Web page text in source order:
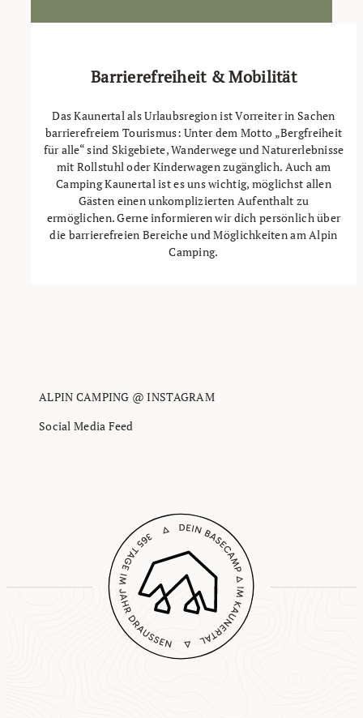
Barrierefreiheit & Mobilität
Das Kaunertal als Urlaubsregion ist Vorreiter in Sachen
barrierefreiem Tourismus: Unter dem Motto „Bergfreiheit
für alle“ sind Skigebiete, Wanderwege und Naturerlebnisse
mit Rollstuhl oder Kinderwagen zugänglich. Auch am
Camping Kaunertal ist es uns wichtig, möglichst allen
Gästen einen unkomplizierten Aufenthalt zu
ermöglichen. Gerne informieren wir dich persönlich über
die barrierefreien Bereiche und Möglichkeiten am Alpin
Camping.
ALPIN CAMPING @ INSTAGRAM
Social Media Feed